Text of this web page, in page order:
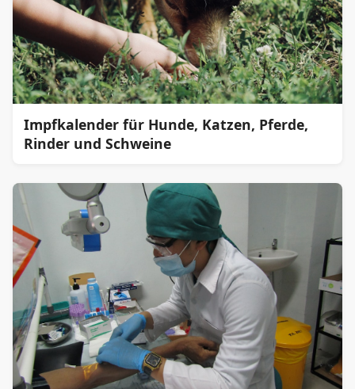
Impfkalender für Hunde, Katzen, Pferde,
Rinder und Schweine